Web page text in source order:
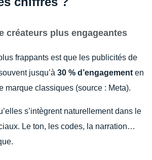
créateurs plus engageantes
frappants est que les publicités de
jusqu’à 30 % d’engagementen
marque classiques (source : Meta).
s’intègrent naturellement dans le
Le ton, les codes, la narration…